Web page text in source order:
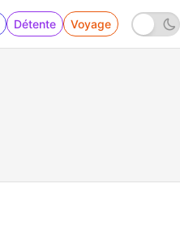
Détente Voyage